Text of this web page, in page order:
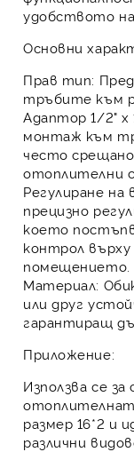
удобството на
Основни
Прав тип:
тръбите към
Адаптор 1/2" х
монтаж към
често
отоплителни
Регулиране на
прецизно
което
контрол
помещението.
Материал:
или друг
гарантиращ
Приложение:
Използва се
размер 16*2 и
различни